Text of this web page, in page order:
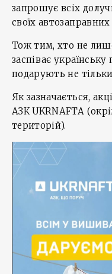
запрошує всіх
своїх автозаправних
Тож тим, хто не
заспіває
подарують не
Як зазначається,
АЗК UKRNAFTA
територій).